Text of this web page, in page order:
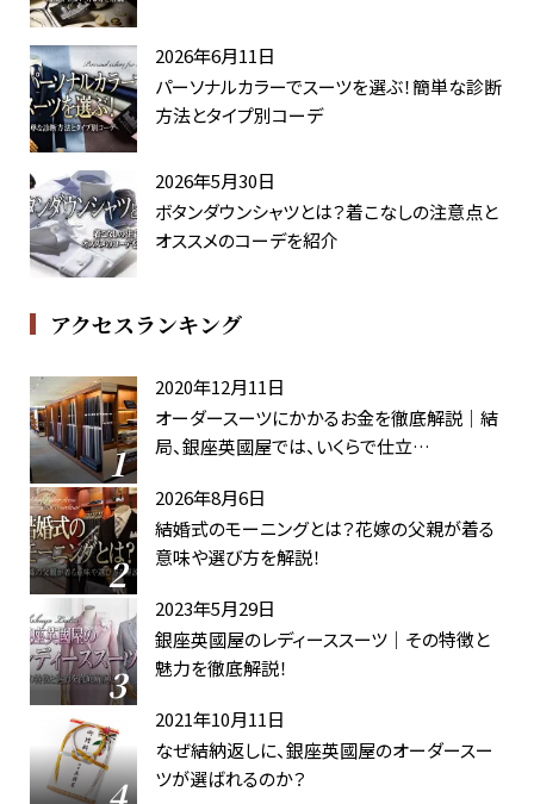
2026年6月11日
パーソナルカラーでスーツを選ぶ！簡単な診断
方法とタイプ別コーデ
2026年5月30日
ボタンダウンシャツとは？着こなしの注意点と
オススメのコーデを紹介
アクセスランキング
2020年12月11日
オーダースーツにかかるお金を徹底解説｜結
局、銀座英國屋では、いくらで仕立…
2026年8月6日
結婚式のモーニングとは？花嫁の父親が着る
意味や選び方を解説！
2023年5月29日
銀座英國屋のレディーススーツ｜その特徴と
魅力を徹底解説！
2021年10月11日
なぜ結納返しに、銀座英國屋のオーダースー
ツが選ばれるのか？